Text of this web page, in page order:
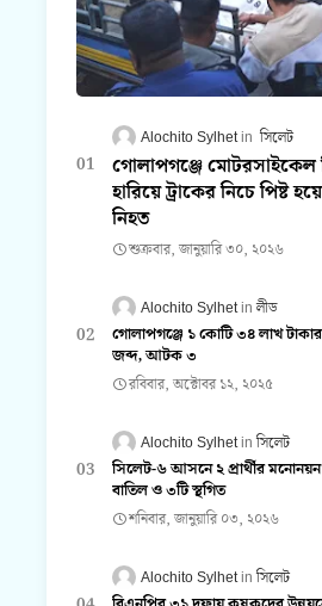
Alochito Sylhet সিলেট
গোলাপগঞ্জে মোটরসাইকেল
হারিয়ে ট্রাকের নিচে পিষ্ট
নিহত
শুক্রবার, জানুয়ারি ৩০, ২০২৬
Alochito Sylhet লীড
গোলাপগঞ্জে ১ কোটি ৩৪ লাখ
জব্দ, আটক ৩
রবিবার, অক্টোবর ১২, ২০২৫
Alochito Sylhet সিলেট
সিলেট-৬ আসনে ২ প্রার্থীর
বাতিল ও ৩টি স্থগিত
শনিবার, জানুয়ারি ০৩, ২০২৬
Alochito Sylhet সিলেট